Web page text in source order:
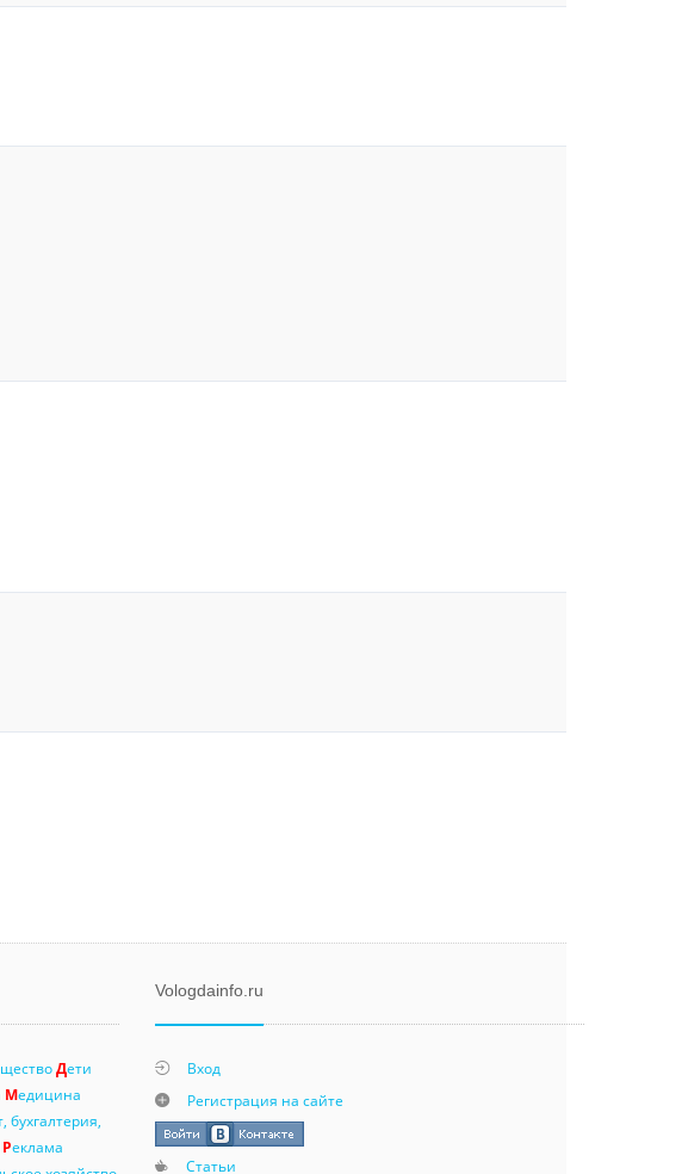
Дети
Медицина
бухгалтерия,
Реклама
Vologdainfo.ru
Вход
Регистрация на сайте
Статьи